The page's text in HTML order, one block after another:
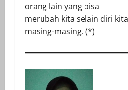
orang lain yang bisa
merubah kita selain diri kita
masing-masing. (*)